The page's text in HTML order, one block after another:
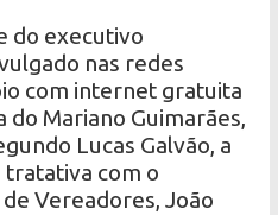
do executivo
nas redes
com internet gratuita
do Mariano Guimarães,
Lucas Galvão, a
com o
Vereadores, João